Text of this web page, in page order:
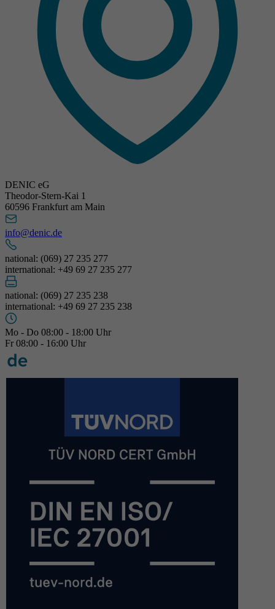
DENIC eG
Theodor-Stern-Kai 1
60596 Frankfurt am Main
info@denic.de
national: (069) 27 235 277
international: +49 69 27 235 277
national: (069) 27 235 238
international: +49 69 27 235 238
Mo - Do 08:00 - 18:00 Uhr
Fr 08:00 - 16:00 Uhr